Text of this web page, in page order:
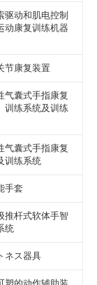
驱动和肌电控制
动康复训练机器
节康复装置
气囊式手指康复
训练系统及训练
气囊式手指康复
训练系统
手套
推杆式软体手智
统
ネス器具